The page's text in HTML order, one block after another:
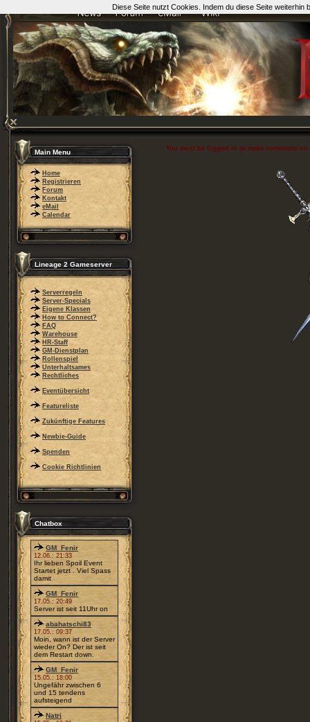
Main Menu
Home
Registrieren
Forum
Kontakt
eMail
Calendar
Lineage 2 Gameserver
Serverregeln
Server-Specials
Eigene Klassen
How to Connect?
FAQ
Warehouse
HR-Staff
GM-Dienstplan
Rollenspiel
Unterhaltsames
Rechtliches
Eventübersicht
Featureliste
Zukünftige Features
Newbie-Guide
Spenden
Cookie Richtlinien
Chatbox
GM_Fenir
12.06.: 21:33
Ihr lieben Spoil Event
Startet jetzt . Viel Spass
damit
GM_Fenir
17.05.: 20:49
Server ist seit 11Uhr on
abahatschi83
17.05.: 09:37
Moin, wann ist der Server
wieder On? Der ist seit
dem Restart down.
GM_Fenir
15.05.: 18:00
Ungefähr zwischen 6
und 15 tendens
aufsteigend
Natri
You must be logged in to make comments
Diese Seite nutzt Cookies. Indem du diese Seite